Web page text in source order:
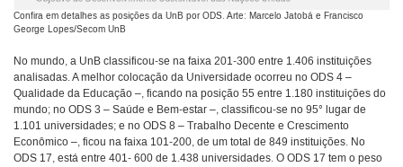
Confira em detalhes as posições da UnB por ODS. Arte: Marcelo Jatobá e Francisco
George Lopes/Secom UnB
No mundo, a UnB classificou-se na faixa 201-300 entre 1.406 instituições
analisadas. A melhor colocação da Universidade ocorreu no ODS 4 –
Qualidade da Educação –, ficando na posição 55 entre 1.180 instituições do
mundo; no ODS 3 – Saúde e Bem-estar –, classificou-se no 95° lugar de
1.101 universidades; e no ODS 8 – Trabalho Decente e Crescimento
Econômico –, ficou na faixa 101-200, de um total de 849 instituições. No
ODS 17, está entre 401- 600 de 1.438 universidades. O ODS 17 tem o peso